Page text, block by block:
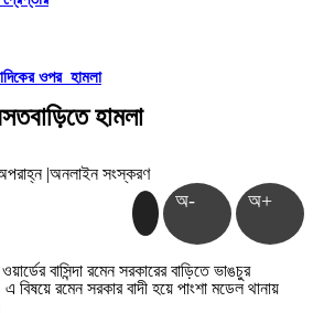
ওপর হামলা
হামলা
|অনলাইন সংস্করণ
অ- অ+
বাসিন্দা রমেন সরকারের বাড়িতে ভাঙচুর
বিষয়ে রমেন সরকার বাদী হয়ে পাংশা মডেল থানায়